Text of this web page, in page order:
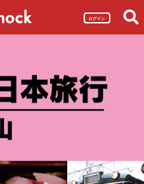
ログイン